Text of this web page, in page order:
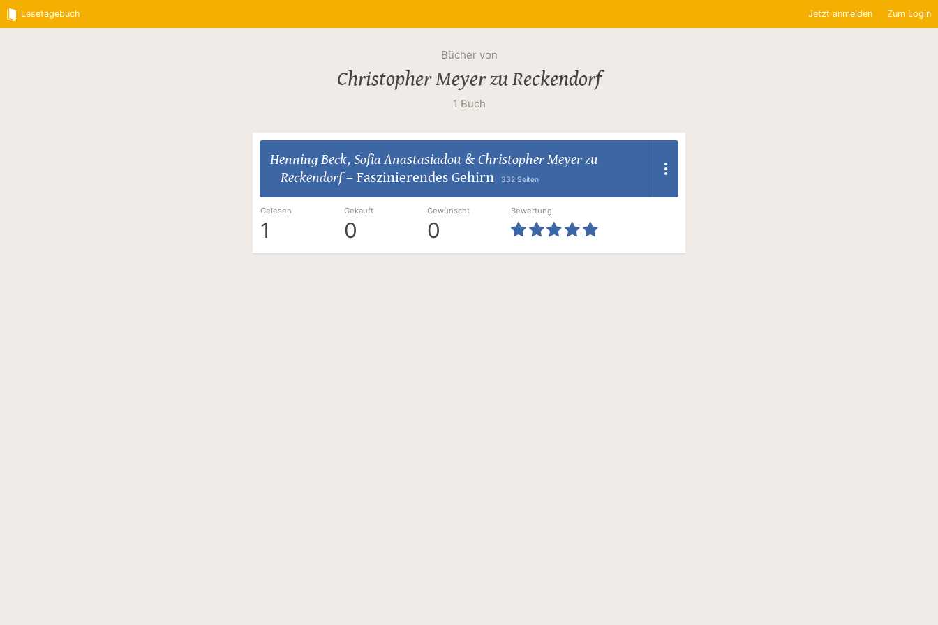
Lesetagebuch Jetzt anmelden Zum Login
Bücher von
Christopher Meyer zu Reckendorf
1 Buch
Henning Beck, Sofia Anastasiadou & Christopher Meyer zu
Reckendorf– Faszinierendes Gehirn 332 Seiten
Gelesen
1
Gekauft
0
Gewünscht
0
Bewertung